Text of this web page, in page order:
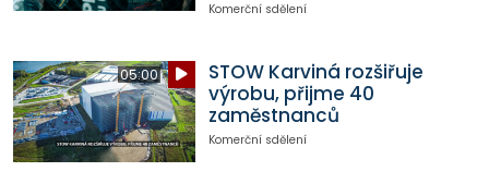
Komerční sdělení
05:00
STOW Karviná rozšiřuje
výrobu, přijme 40
zaměstnanců
Komerční sdělení